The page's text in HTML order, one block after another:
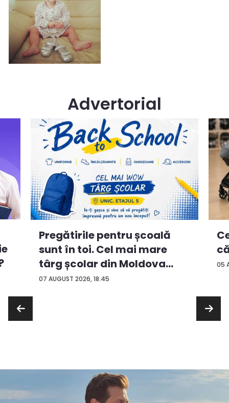
Advertorial
07 AUGUST 2026, 18:45
Pregătirile pentru școală
sunt în toi. Cel mai mare
târg școlar din Moldova
con...
05